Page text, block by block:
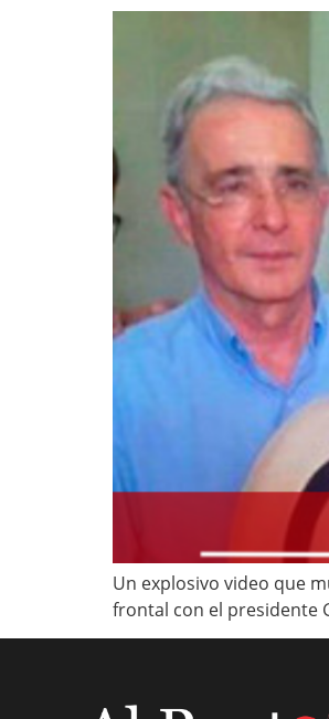
Un explosivo video que
frontal con el presidente